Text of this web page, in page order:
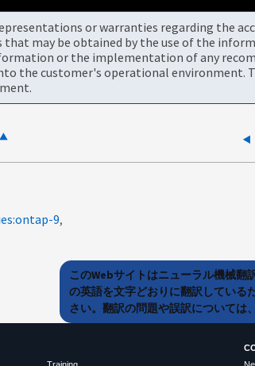
or warranties regarding the
that may be obtained by the use of the
or the implementation of any
the customer's operational environment.
9
このWebサイトはニューラル機械翻
の英語を文字どおりに翻訳している
さい。翻訳の問題や誤訳については